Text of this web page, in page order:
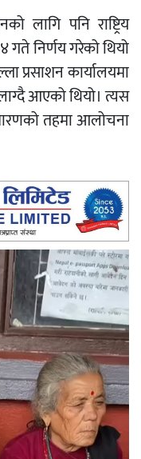
लागि पनि राष्ट्रिय
गते निर्णय गरेको थियो
प्रसाशन कार्यालयमा
आएको थियो। त्यस
तहमा आलोचना